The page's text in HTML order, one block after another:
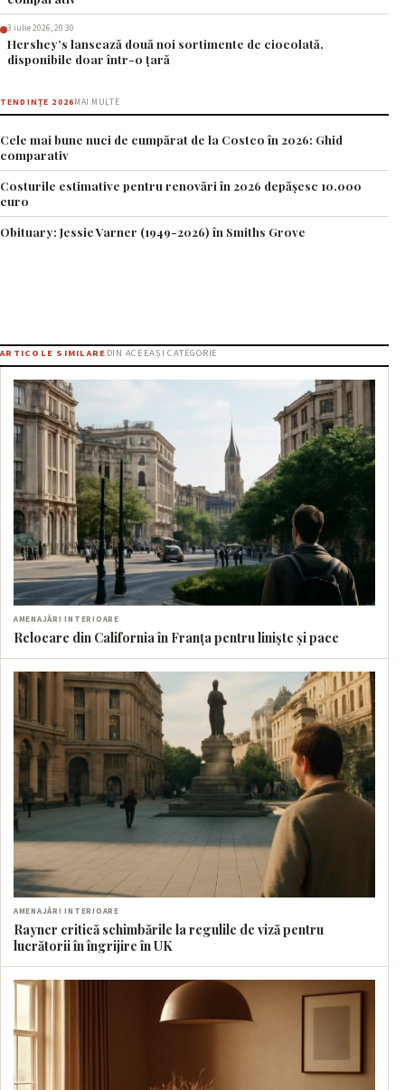
3 iulie 2026, 20:30
Hershey’s lansează două noi sortimente de ciocolată,
disponibile doar într-o țară
TENDINȚE 2026MAI MULTE
Cele mai bune nuci de cumpărat de la Costco în 2026: Ghid
comparativ
Costurile estimative pentru renovări în 2026 depășesc 10.000
euro
Obituary: Jessie Varner (1949-2026) în Smiths Grove
ARTICOLE SIMILARE DIN ACEEAȘI CATEGORIE
AMENAJĂRI INTERIOARE
Relocare din California în Franța pentru liniște și pace
AMENAJĂRI INTERIOARE
Rayner critică schimbările la regulile de viză pentru
lucrătorii în îngrijire în UK